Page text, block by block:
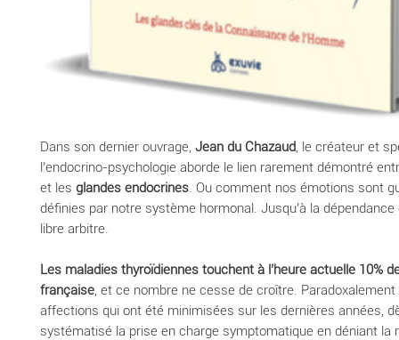
Dans son dernier ouvrage, Jean du Chazaud, le créateur et
l’endocrino-psychologie aborde le lien rarement démontré
et les glandes endocrines. Ou comment nos émotions sont
définies par notre système hormonal. Jusqu’à la
libre arbitre.
Les maladies thyroïdiennes touchent à l’heure actuelle 10%
française, et ce nombre ne cesse de croître.
affections qui ont été minimisées sur les dernières années,
systématisé la prise en charge symptomatique en déniant la